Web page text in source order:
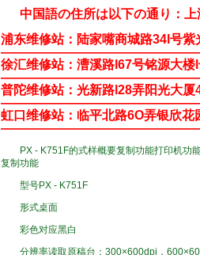
中国語の住所は以下の通り：
浦东维修站：陆家嘴商城路34l号
徐汇维修站：漕溪路l67号铭源大
普陀维修站：光新路l28弄阳光大
虹口维修站：临平北路6O弄银欣花
PX-K751 F的式样概要复制功能打印机功
复制功能
型号PX-K751 F
形式桌面
彩色对应黑白
分辨率读取原稿台 ：300×600dpi ，600×